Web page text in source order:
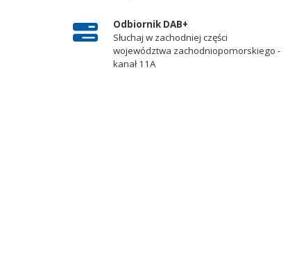
Odbiornik DAB+
Słuchaj w zachodniej części
województwa zachodniopomorskiego -
kanał 11A